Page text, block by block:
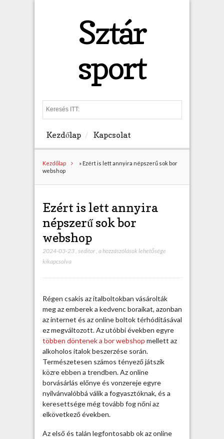
Sztár
sport
e
h
Kezdőlap Kapcsolat
Kezdőlap » Ezért is lett annyira népszerű sok bor
webshop
Ezért is lett annyira
népszerű sok bor
webshop
2024-03-23, seditor, E
i
s
l
e
t
t
a
n
n
y
i
r
a hozzászólások lehetősége
kikapcsolva
Régen csakis az italboltokban vásárolták
meg az emberek a kedvenc boraikat, azonban
az internet és az online boltok térhódításával
ez megváltozott. Az utóbbi években egyre
többen döntenek a bor webshop mellett az
alkoholos italok beszerzése során.
Természetesen számos tényező játszik
közre ebben a trendben. Az online
borvásárlás előnye és vonzereje egyre
nyilvánvalóbbá válik a fogyasztóknak, és a
keresettsége még tovább fog nőni az
elkövetkező években.
Az első és talán legfontosabb ok az online